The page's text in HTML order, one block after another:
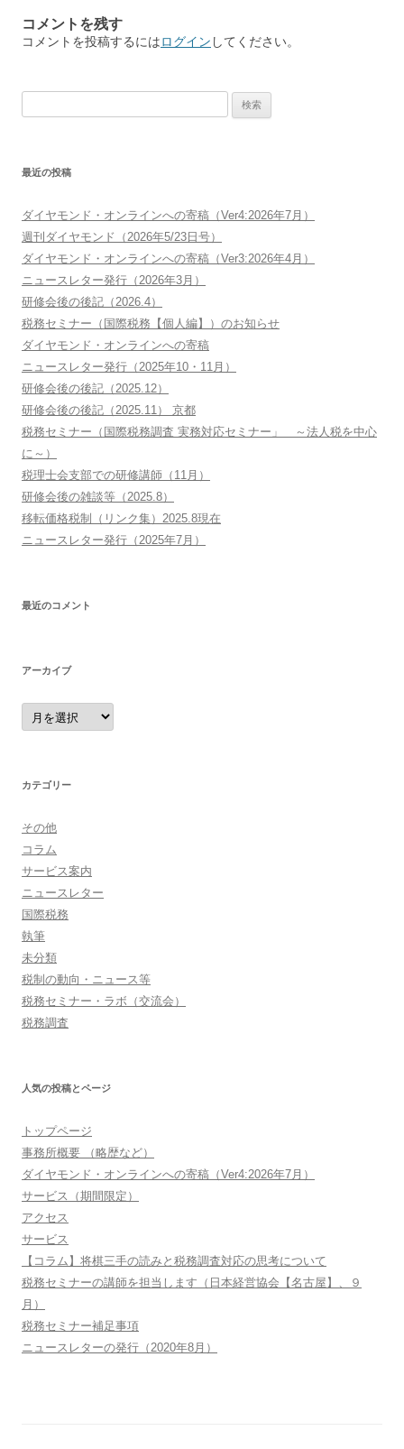
コメントを残す
コメントを投稿するにはログイン してください。
最近の投稿
ダイヤモンド・オンラインへの寄稿（Ver4:2026年7月）
週刊ダイヤモンド（2026年5/23日号）
ダイヤモンド・オンラインへの寄稿（Ver3:2026年4月）
ニュースレター発行（2026年3月）
研修会後の後記（2026.4）
税務セミナー（国際税務【個人編】）のお知らせ
ダイヤモンド・オンラインへの寄稿
ニュースレター発行（2025年10・11月）
研修会後の後記（2025.12）
研修会後の後記（2025.11） 京都
税務セミナー（国際税務調査 実務対応セミナー」 ～法人税を中心
に～）
税理士会支部での研修講師（11月）
研修会後の雑談等（2025.8）
移転価格税制（リンク集）2025.8現在
ニュースレター発行（2025年7月）
最近のコメント
アーカイブ
カテゴリー
その他
コラム
サービス案内
ニュースレター
国際税務
執筆
未分類
税制の動向・ニュース等
税務セミナー・ラボ（交流会）
税務調査
人気の投稿とページ
トップページ
事務所概要 （略歴など）
ダイヤモンド・オンラインへの寄稿（Ver4:2026年7月）
サービス（期間限定）
アクセス
サービス
【コラム】将棋三手の読みと税務調査対応の思考について
税務セミナーの講師を担当します（日本経営協会【名古屋】、９
月）
税務セミナー補足事項
ニュースレターの発行（2020年8月）